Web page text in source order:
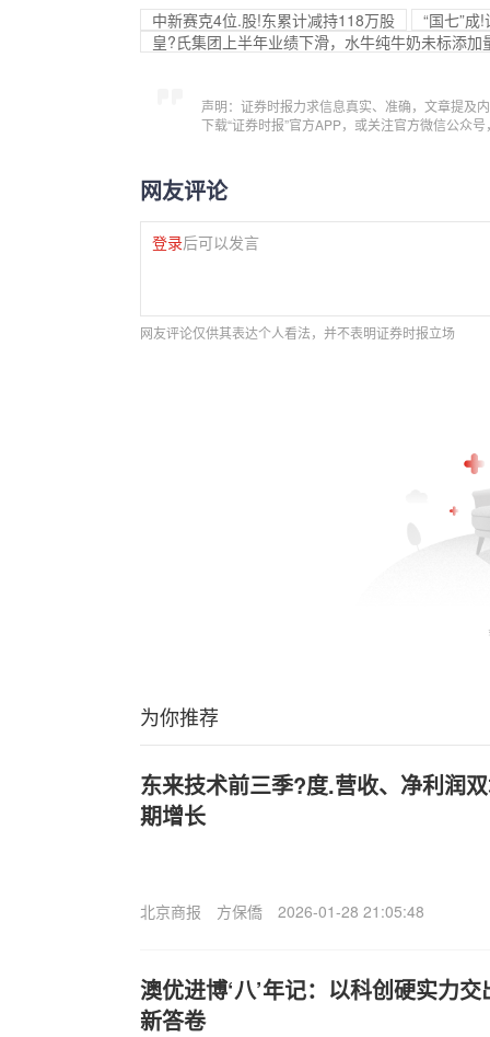
中新赛克4位.股!东累计减持118万股
“国七”成
皇?氏集团上半年业绩下滑，水牛纯牛奶未标添加
声明：证券时报力求信息真实、准确，文章提及
下载“证券时报”官方APP，或关注官方微信公众
网友评论
登录后可以发言
网友评论仅供其表达个人看法，并不表明证券时报立场
为你推荐
东来技术前三季?度.营收、净利润
期增长
北京商报 方保僑 2026-01-28 21:05:48
澳优进博‘八’年记：以科创硬实力
新答卷